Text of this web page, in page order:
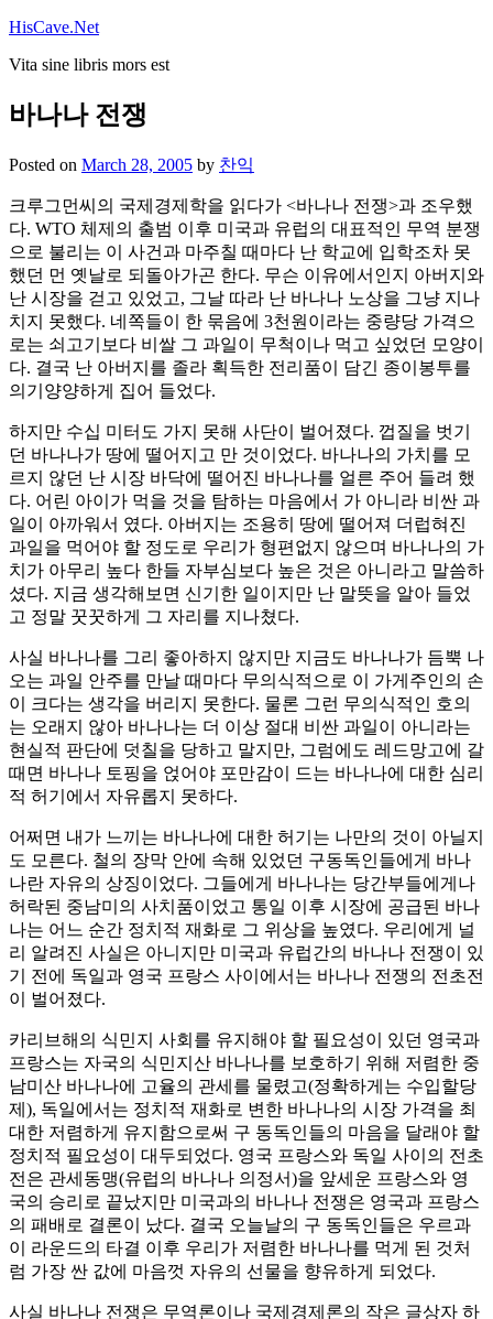
Skip
content
HisCave.Net
Vita sine libris mors est
바나나 전쟁
Posted on March 28, 2005 by 찬익
크루그먼씨의 국제경제학을 읽다가 <바나나 전쟁>과 조우했
다. WTO 체제의 출범 이후 미국과 유럽의 대표적인 무역 분쟁
으로 불리는 이 사건과 마주칠 때마다 난 학교에 입학조차 못
했던 먼 옛날로 되돌아가곤 한다. 무슨 이유에서인지 아버지와
난 시장을 걷고 있었고, 그날 따라 난 바나나 노상을 그냥 지나
치지 못했다. 네쪽들이 한 묶음에 3천원이라는 중량당 가격으
로는 쇠고기보다 비쌀 그 과일이 무척이나 먹고 싶었던 모양이
다. 결국 난 아버지를 졸라 획득한 전리품이 담긴 종이봉투를
의기양양하게 집어 들었다.
하지만 수십 미터도 가지 못해 사단이 벌어졌다. 껍질을 벗기
던 바나나가 땅에 떨어지고 만 것이었다. 바나나의 가치를 모
르지 않던 난 시장 바닥에 떨어진 바나나를 얼른 주어 들려 했
다. 어린 아이가 먹을 것을 탐하는 마음에서 가 아니라 비싼 과
일이 아까워서 였다. 아버지는 조용히 땅에 떨어져 더럽혀진
과일을 먹어야 할 정도로 우리가 형편없지 않으며 바나나의 가
치가 아무리 높다 한들 자부심보다 높은 것은 아니라고 말씀하
셨다. 지금 생각해보면 신기한 일이지만 난 말뜻을 알아 들었
고 정말 꿋꿋하게 그 자리를 지나쳤다.
사실 바나나를 그리 좋아하지 않지만 지금도 바나나가 듬뿍 나
오는 과일 안주를 만날 때마다 무의식적으로 이 가게주인의 손
이 크다는 생각을 버리지 못한다. 물론 그런 무의식적인 호의
는 오래지 않아 바나나는 더 이상 절대 비싼 과일이 아니라는
현실적 판단에 덧칠을 당하고 말지만, 그럼에도 레드망고에 갈
때면 바나나 토핑을 얹어야 포만감이 드는 바나나에 대한 심리
적 허기에서 자유롭지 못하다.
어쩌면 내가 느끼는 바나나에 대한 허기는 나만의 것이 아닐지
도 모른다. 철의 장막 안에 속해 있었던 구동독인들에게 바나
나란 자유의 상징이었다. 그들에게 바나나는 당간부들에게나
허락된 중남미의 사치품이었고 통일 이후 시장에 공급된 바나
나는 어느 순간 정치적 재화로 그 위상을 높였다. 우리에게 널
리 알려진 사실은 아니지만 미국과 유럽간의 바나나 전쟁이 있
기 전에 독일과 영국 프랑스 사이에서는 바나나 전쟁의 전초전
이 벌어졌다.
카리브해의 식민지 사회를 유지해야 할 필요성이 있던 영국과
프랑스는 자국의 식민지산 바나나를 보호하기 위해 저렴한 중
남미산 바나나에 고율의 관세를 물렸고(정확하게는 수입할당
제), 독일에서는 정치적 재화로 변한 바나나의 시장 가격을 최
대한 저렴하게 유지함으로써 구 동독인들의 마음을 달래야 할
정치적 필요성이 대두되었다. 영국 프랑스와 독일 사이의 전초
전은 관세동맹(유럽의 바나나 의정서)을 앞세운 프랑스와 영
국의 승리로 끝났지만 미국과의 바나나 전쟁은 영국과 프랑스
의 패배로 결론이 났다. 결국 오늘날의 구 동독인들은 우르과
이 라운드의 타결 이후 우리가 저렴한 바나나를 먹게 된 것처
럼 가장 싼 값에 마음껏 자유의 선물을 향유하게 되었다.
사실 바나나 전쟁은 무역론이나 국제경제론의 작은 글상자 하